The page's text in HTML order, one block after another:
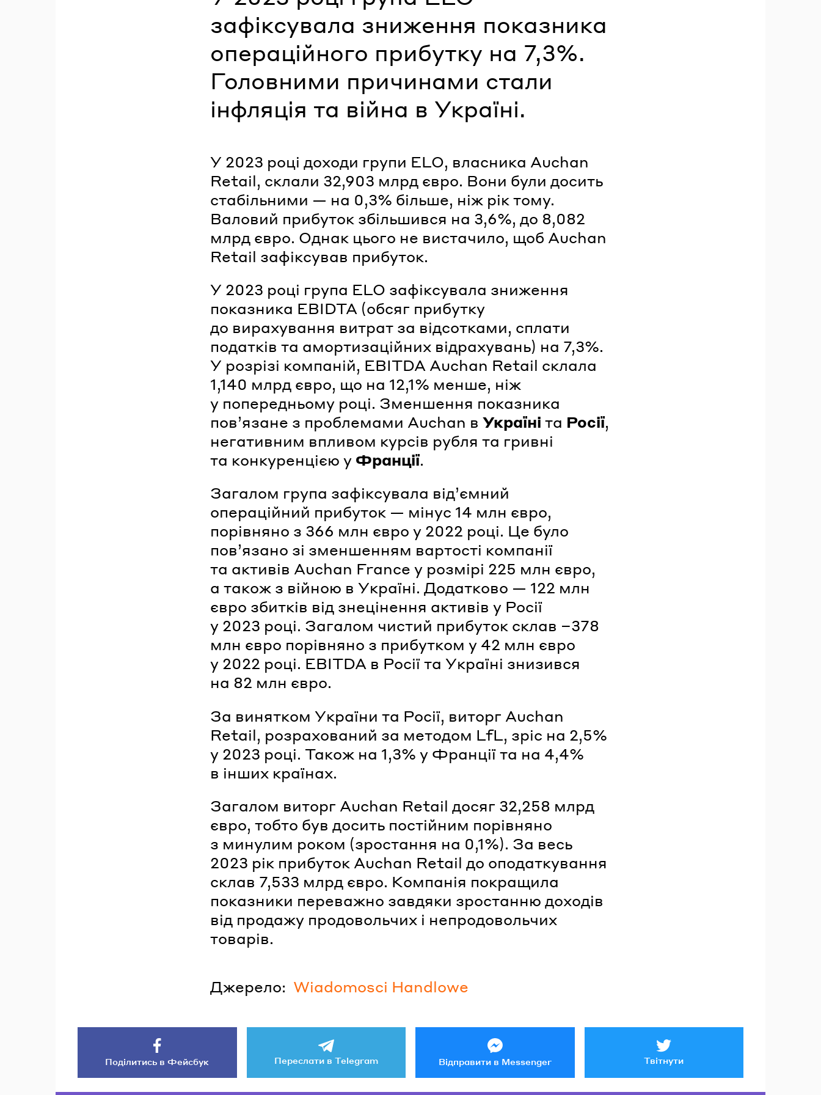
зафіксувала зниження показника
операційного прибутку на 7,3%.
Головними причинами стали
інфляція та війна в Україні.
У 2023 році доходи групи ELO, власника Auchan
Retail, склали 32,903 млрд євро. Вони були досить
стабільними — на 0,3% більше, ніж рік тому.
Валовий прибуток збільшився на 3,6%, до 8,082
млрд євро. Однак цього не вистачило, щоб Auchan
Retail зафіксував прибуток.
У 2023 році група ELO зафіксувала зниження
показника EBIDTA (обсяг прибутку
до вирахування витрат за відсотками, сплати
податків та амортизаційних відрахувань) на 7,3%.
У розрізі компаній, EBITDA Auchan Retail склала
1,140 млрд євро, що на 12,1% менше, ніж
у попередньому році. Зменшення показника
пов’язане з проблемами Auchan в Україні та Росії,
негативним впливом курсів рубля та гривні
та конкуренцією у Франції.
Загалом група зафіксувала від’ємний
операційний прибуток — мінус 14 млн євро,
порівняно з 366 млн євро у 2022 році. Це було
пов’язано зі зменшенням вартості компанії
та активів Auchan France у розмірі 225 млн євро,
а також з війною в Україні. Додатково — 122 млн
євро збитків від знецінення активів у Росії
у 2023 році. Загалом чистий прибуток склав −378
млн євро порівняно з прибутком у 42 млн євро
у 2022 році. EBITDA в Росії та Україні знизився
на 82 млн євро.
За винятком України та Росії, виторг Auchan
Retail, розрахований за методом LfL, зріс на 2,5%
у 2023 році. Також на 1,3% у Франції та на 4,4%
в інших країнах.
Загалом виторг Auchan Retail досяг 32,258 млрд
євро, тобто був досить постійним порівняно
з минулим роком (зростання на 0,1%). За весь
2023 рік прибуток Auchan Retail до оподаткування
склав 7,533 млрд євро. Компанія покращила
показники переважно завдяки зростанню доходів
від продажу продовольчих і непродовольчих
товарів.
Джерело: Wiadomosci Handlowe
Поділитись в Фейсбук Переслати в Telegram Відправити в Messenger Твітнути